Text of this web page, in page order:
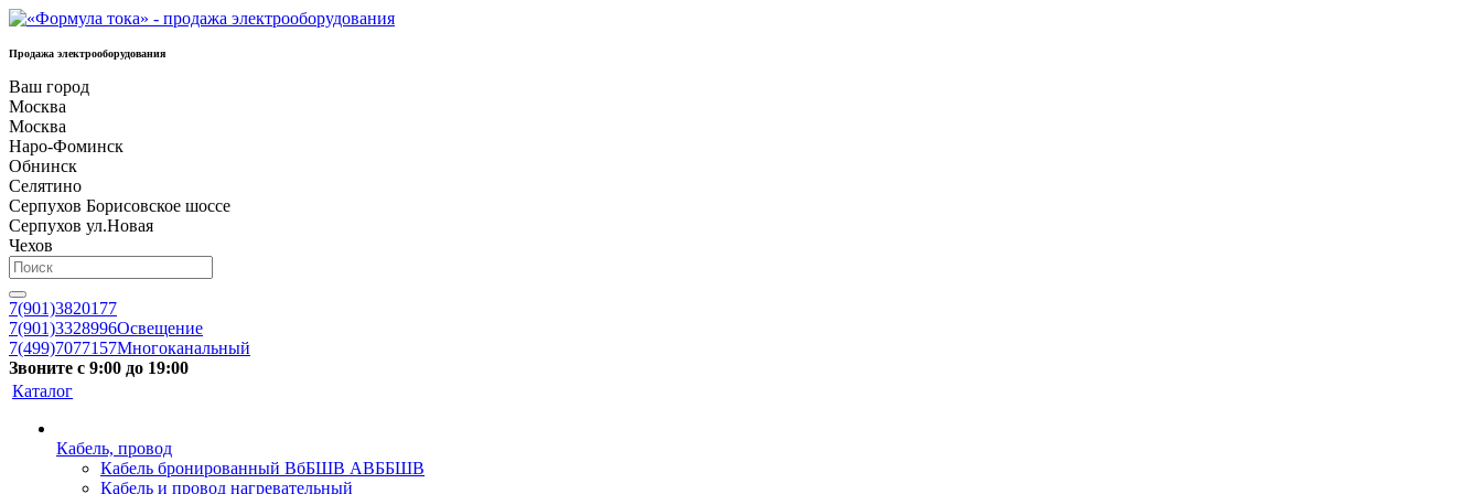
Продажа электрооборудования
Ваш город
Москва
Москва
Наро-Фоминск
Обнинск
Селятино
Серпухов Борисовское шоссе
Серпухов ул.Новая
Чехов
7(901)3820177
7(901)3328996Освещение
7(499)7077157Многоканальный
Звоните с 9:00 до 19:00
Каталог
Кабель, провод
Кабель бронированный ВбБШВ АВББШВ
Кабель и провод нагревательный